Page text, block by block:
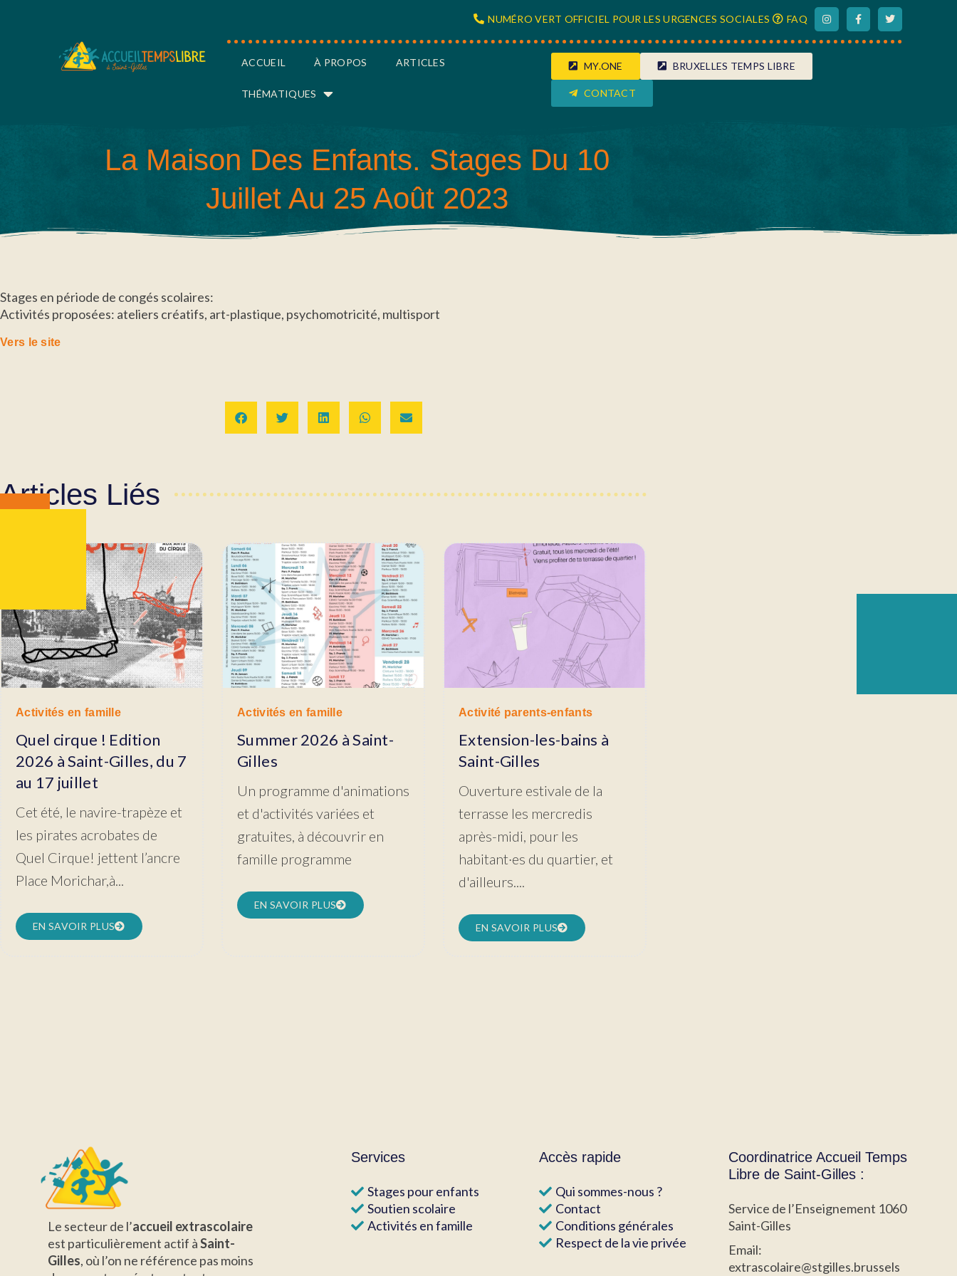
NUMÉRO VERT OFFICIEL POUR LES URGENCES SOCIALES FAQ
ACCUEIL À PROPOS ARTICLES
THÉMATIQUES
MY.ONE BRUXELLES TEMPS LIBRE
CONTACT
La Maison Des Enfants. Stages Du 10
Juillet Au 25 Août 2023
Stages en période de congés scolaires:
Activités proposées: ateliers créatifs, art-plastique, psychomotricité, multisport
Vers le site
Articles Liés
Activités en famille
Quel cirque ! Edition
2026 à Saint-Gilles, du 7
au 17 juillet
Cet été, le navire-trapèze et
les pirates acrobates de
Quel Cirque! jettent l’ancre
Place Morichar,à...
EN SAVOIR PLUS
Activités en famille
Summer 2026 à Saint-
Gilles
Un programme d'animations
et d'activités variées et
gratuites, à découvrir en
famille programme
EN SAVOIR PLUS
Activité parents-enfants
Extension-les-bains à
Saint-Gilles
Ouverture estivale de la
terrasse les mercredis
après-midi, pour les
habitant·es du quartier, et
d'ailleurs....
EN SAVOIR PLUS
Le secteur de l’accueil extrascolaire
est particulièrement actif àSaint-
Gilles, où l’on ne référence pas moins
Services
Stages pour enfants
Soutien scolaire
Activités en famille
Accès rapide
Qui sommes-nous ?
Contact
Conditions générales
Respect de la vie privée
Coordinatrice Accueil Temps
Libre de Saint-Gilles :
Service de l’Enseignement 1060
Saint-Gilles
Email:
extrascolaire@stgilles.brussels